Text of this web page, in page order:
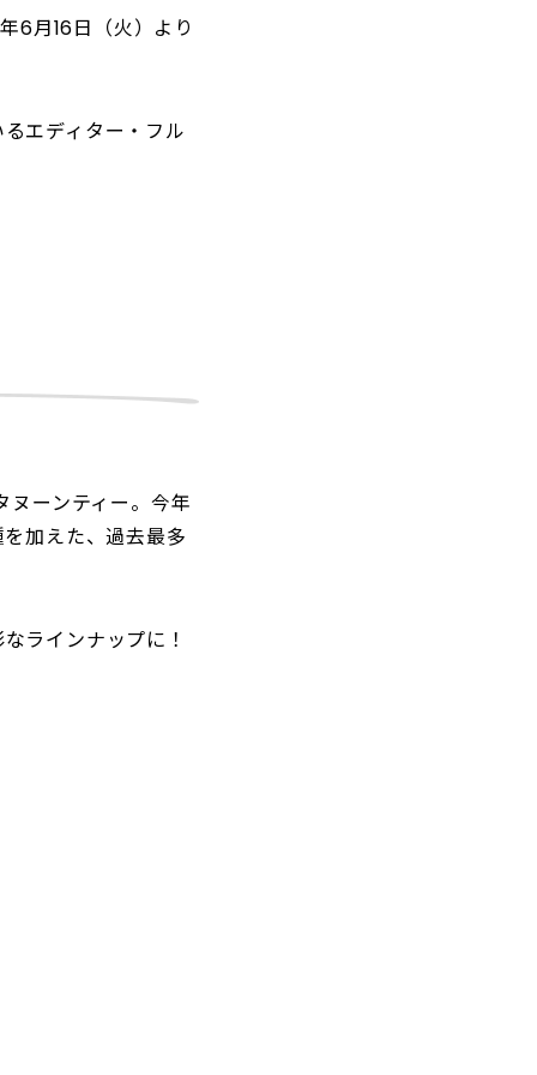
6月16日（火）より
エディター・フル
ヌーンティー。今年
加えた、過去最多
ラインナップに！